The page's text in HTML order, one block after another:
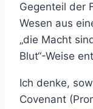
Gegenteil der
Wesen aus
„die Macht
Blut“-Weise
Ich denke,
Covenant